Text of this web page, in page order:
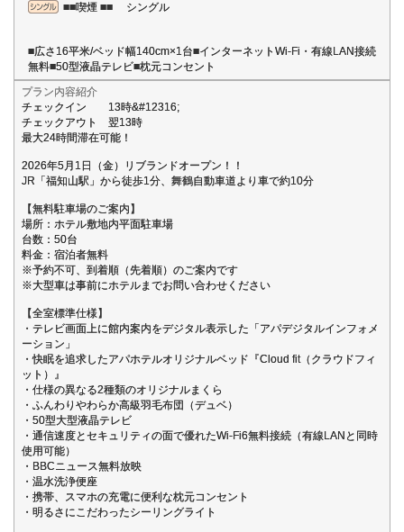
■■喫煙 ■■ シングル
■広さ16平米/ベッド幅140cm×1台■インターネットWi-Fi・有線LAN接続
無料■50型液晶テレビ■枕元コンセント
プラン内容紹介
チェックイン 13時&#12316;
チェックアウト 翌13時
最大24時間滞在可能！
2026年5月1日（金）リブランドオープン！！
JR「福知山駅」から徒歩1分、舞鶴自動車道より車で約10分
【無料駐車場のご案内】
場所：ホテル敷地内平面駐車場
台数：50台
料金：宿泊者無料
※予約不可、到着順（先着順）のご案内です
※大型車は事前にホテルまでお問い合わせください
【全室標準仕様】
・テレビ画面上に館内案内をデジタル表示した「アパデジタルインフォメ
ーション」
・快眠を追求したアパホテルオリジナルベッド『Cloud fit（クラウドフィ
ット）』
・仕様の異なる2種類のオリジナルまくら
・ふんわりやわらか高級羽毛布団（デュベ）
・50型大型液晶テレビ
・通信速度とセキュリティの面で優れたWi-Fi6無料接続（有線LANと同時
使用可能）
・BBCニュース無料放映
・温水洗浄便座
・携帯、スマホの充電に便利な枕元コンセント
・明るさにこだわったシーリングライト